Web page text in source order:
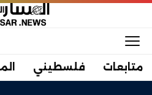
متابعات فلسطيني